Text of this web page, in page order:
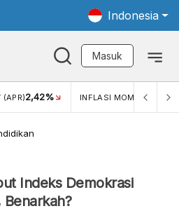
Indonesia
Masuk
(APR)2,42% INFLASI MOM (APR)
Indeks Demokrasi